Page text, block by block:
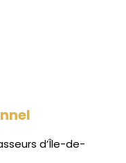
d’Île-de-